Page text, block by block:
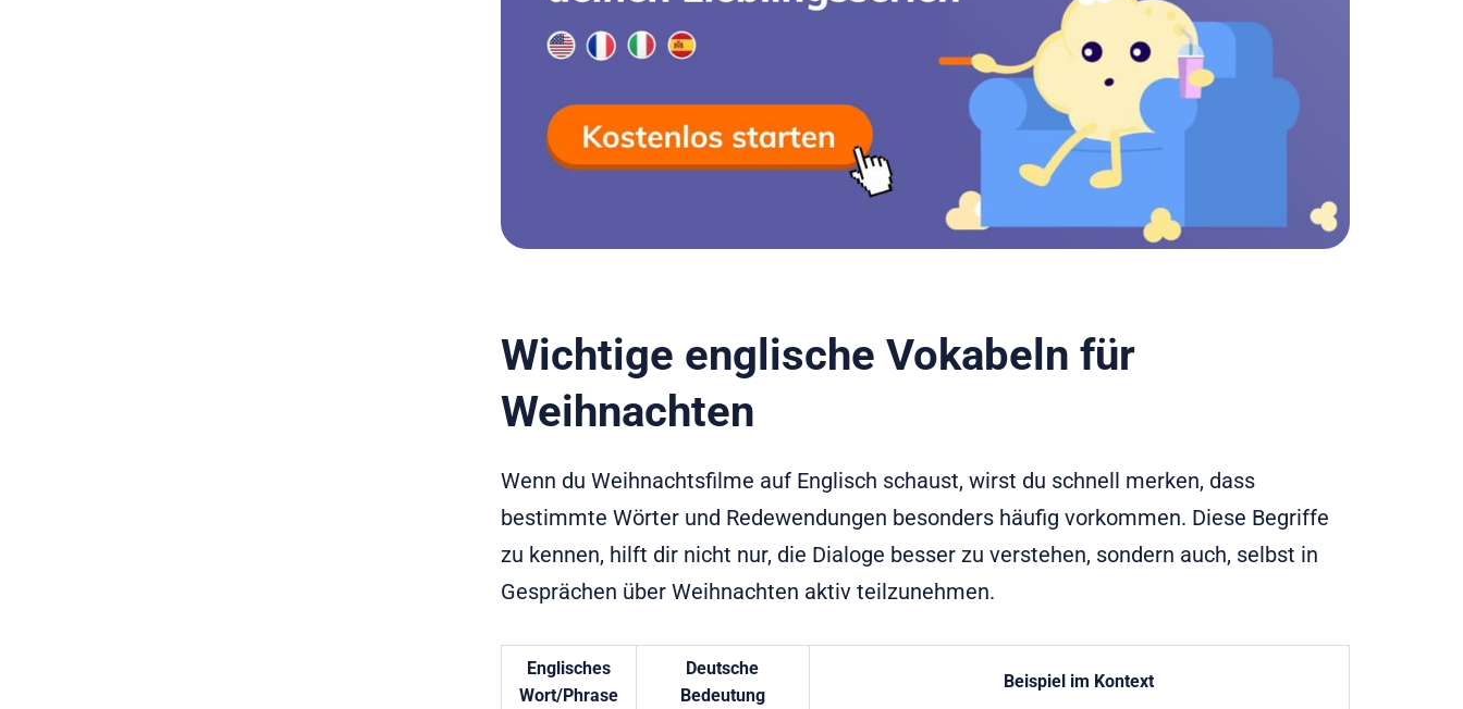
Wichtige englische Vokabeln für
Weihnachten
Wenn du Weihnachtsfilme auf Englisch schaust, wirst du schnell merken, dass
bestimmte Wörter und Redewendungen besonders häufig vorkommen. Diese Begriffe
zu kennen, hilft dir nicht nur, die Dialoge besser zu verstehen, sondern auch, selbst in
Gesprächen über Weihnachten aktiv teilzunehmen.
Englisches
Wort/Phrase
Deutsche
Bedeutung
Beispiel im Kontext